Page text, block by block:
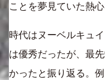
ことを夢見ていた熱心
時代はヌーベルキュ
は優秀だったが、最
かったと振り返る。